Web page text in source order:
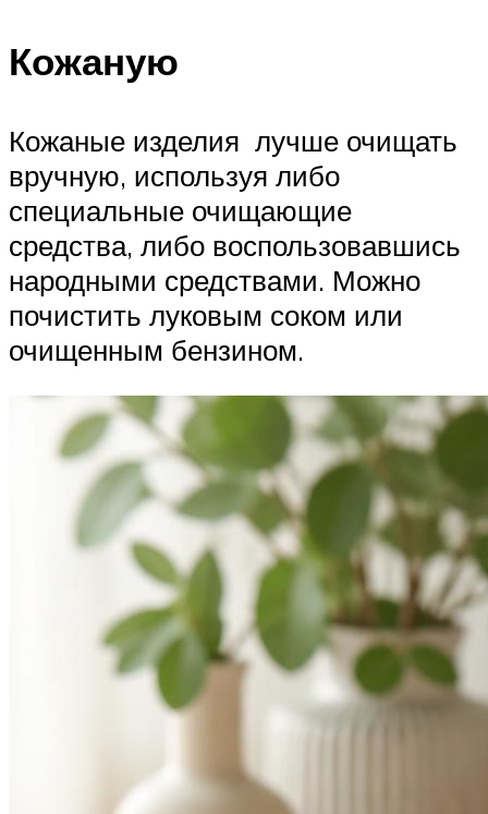
Кожаную
Кожаные изделия лучше очищать
вручную, используя либо
специальные очищающие
средства, либо воспользовавшись
народными средствами. Можно
почистить луковым соком или
очищенным бензином.